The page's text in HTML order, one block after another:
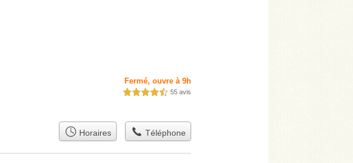
Fermé, ouvre à 9h
4,5 étoiles sur 5 55 avis
Horaires Téléphone